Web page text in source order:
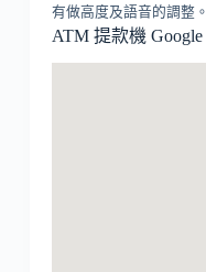
有做高度及語音的調整。
ATM 提款機 Google